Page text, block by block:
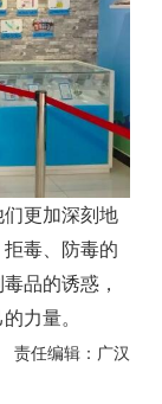
更加深刻地
毒、防毒的
品的诱惑，
力量。
任编辑：广汉